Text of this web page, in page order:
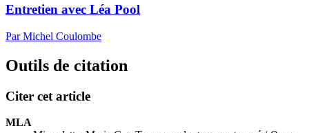
Entretien avec Léa Pool
Par Michel Coulombe
Outils de citation
Citer cet article
MLA